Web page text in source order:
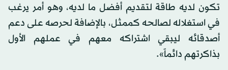
تكون لديه طاقة لتقديم أفضل ما لديه، وهو أمر يرغب
في استغلاله لصالحه كممثل، بالإضافة لحرصه على دعم
أصدقائه ليبقي اشتراكه معهم في عملهم الأول
بذاكرتهم دائماً».